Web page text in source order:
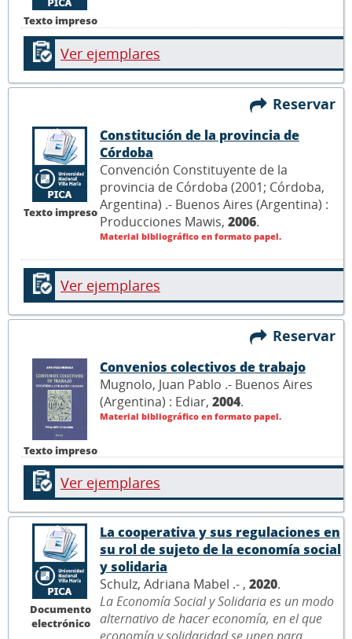
Texto impreso
Ver ejemplares
Reservar
Texto impreso
Constitución de la provincia de
Córdoba
Convención Constituyente de la
provincia de Córdoba (2001; Córdoba,
Argentina) .- Buenos Aires (Argentina) :
Producciones Mawis, 2006.
Material bibliográfico en formato papel.
Ver ejemplares
Reservar
Texto impreso
Convenios colectivos de trabajo
Mugnolo, Juan Pablo .- Buenos Aires
(Argentina) : Ediar, 2004.
Material bibliográfico en formato papel.
Ver ejemplares
Documento
electrónico
La cooperativa y sus regulaciones en
su rol de sujeto de la economía social
y solidaria
Schulz, Adriana Mabel .- , 2020.
La Economía Social y Solidaria es un modo
alternativo de hacer economía, en el que